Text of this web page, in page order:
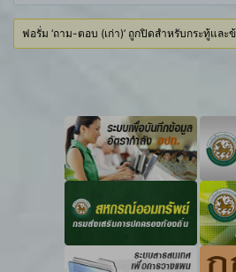
ฟอรั่ม ‘ถาม-ตอบ (เก่า)’ ถูกปิดสำหรับกระทู้แล